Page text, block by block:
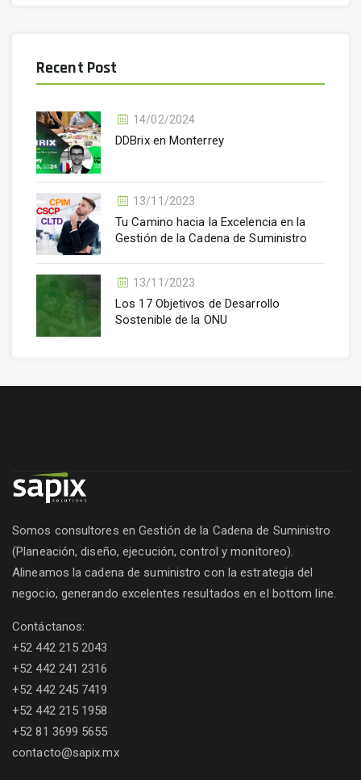
Recent Post
14/02/2024
DDBrix en Monterrey
13/11/2023
Tu Camino hacia la Excelencia en la
Gestión de la Cadena de Suministro
13/11/2023
Los 17 Objetivos de Desarrollo
Sostenible de la ONU
Somos consultores en Gestión de la Cadena de Suministro
(Planeación, diseño, ejecución, control y monitoreo).
Alineamos la cadena de suministro con la estrategia del
negocio, generando excelentes resultados en el bottom line.
Contáctanos:
+52 442 215 2043
+52 442 241 2316
+52 442 245 7419
+52 442 215 1958
+52 81 3699 5655
contacto@sapix.mx